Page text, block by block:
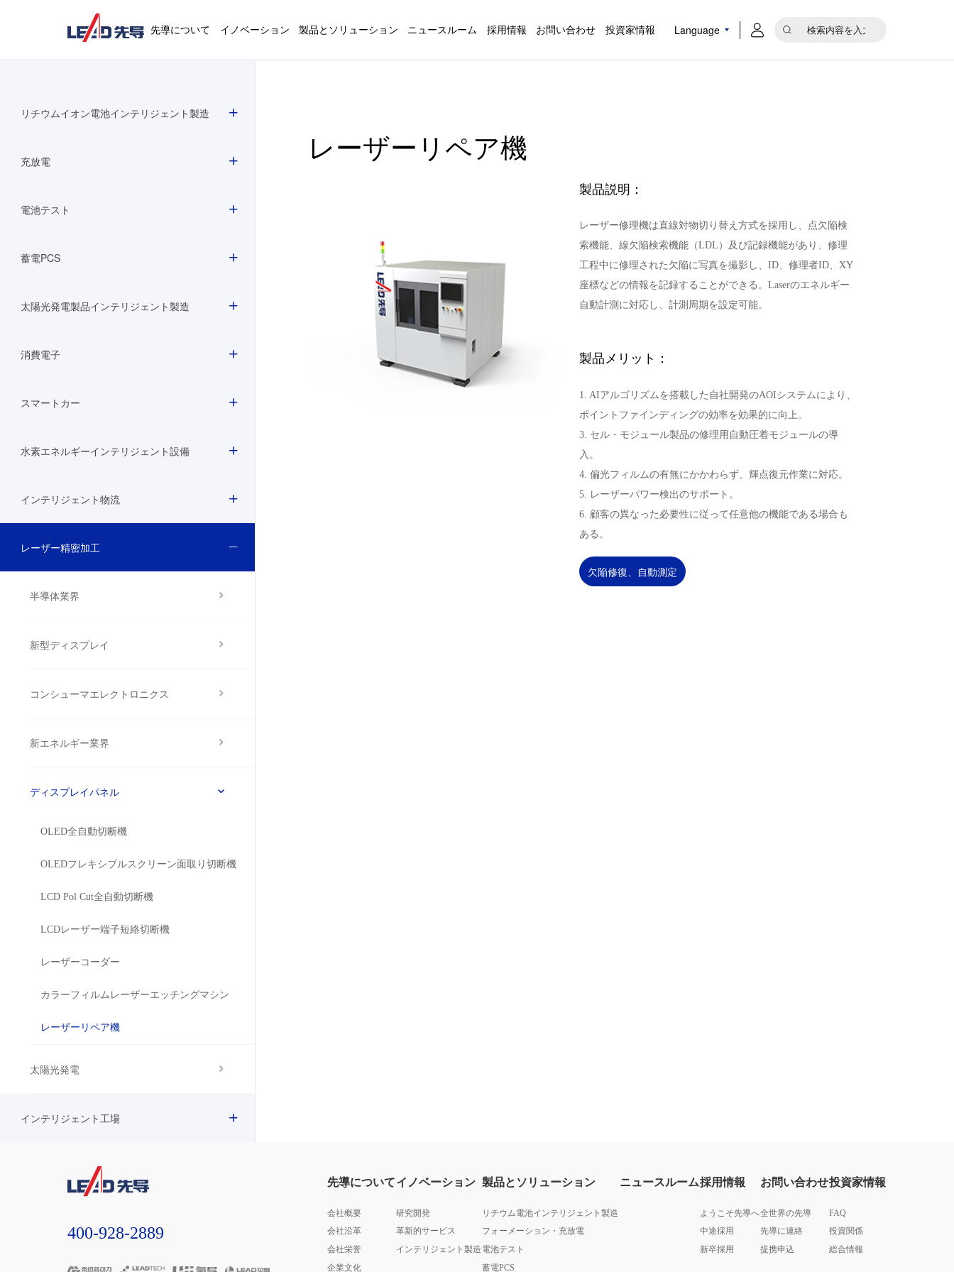
先導について イノベーション 製品とソリューション ニュースルーム 採用情報 お問い合わせ 投資家情報 Language
リチウムイオン電池インテリジェント製造
充放電
電池テスト
蓄電PCS
太陽光発電製品インテリジェント製造
消費電子
スマートカー
水素エネルギーインテリジェント設備
インテリジェント物流
レーザー精密加工
半導体業界
新型ディスプレイ
コンシューマエレクトロニクス
新エネルギー業界
ディスプレイパネル
OLED全自動切断機
OLEDフレキシブルスクリーン面取り切断機
LCD Pol Cut全自動切断機
LCDレーザー端子短絡切断機
レーザーコーダー
カラーフィルムレーザーエッチングマシン
レーザーリペア機
太陽光発電
インテリジェント工場
レーザーリペア機
製品説明：
レーザー修理機は直線対物切り替え方式を採用し、点欠陥検
索機能、線欠陥検索機能（LDL）及び記録機能があり、修理
工程中に修理された欠陥に写真を撮影し、ID、修理者ID、XY
座標などの情報を記録することができる。Laserのエネルギー
自動計測に対応し、計測周期を設定可能。
製品メリット：
1. AIアルゴリズムを搭載した自社開発のAOIシステムにより、
ポイントファインディングの効率を効果的に向上。
3. セル・モジュール製品の修理用自動圧着モジュールの導
入。
4. 偏光フィルムの有無にかかわらず、輝点復元作業に対応。
5. レーザーパワー検出のサポート。
6. 顧客の異なった必要性に従って任意他の機能である場合も
ある。
欠陥修復、自動測定
400-928-2889
先導について
会社概要
会社沿革
会社栄誉
企業文化
イノベーション
研究開発
革新的サービス
インテリジェント製造
製品とソリューション
リチウム電池インテリジェント製造
フォーメーション・充放電
電池テスト
蓄電PCS
ニュースルーム採用情報
ようこそ先導へ
中途採用
新卒採用
お問い合わせ
全世界の先導
先導に連絡
提携申込
投資家情報
FAQ
投資関係
総合情報